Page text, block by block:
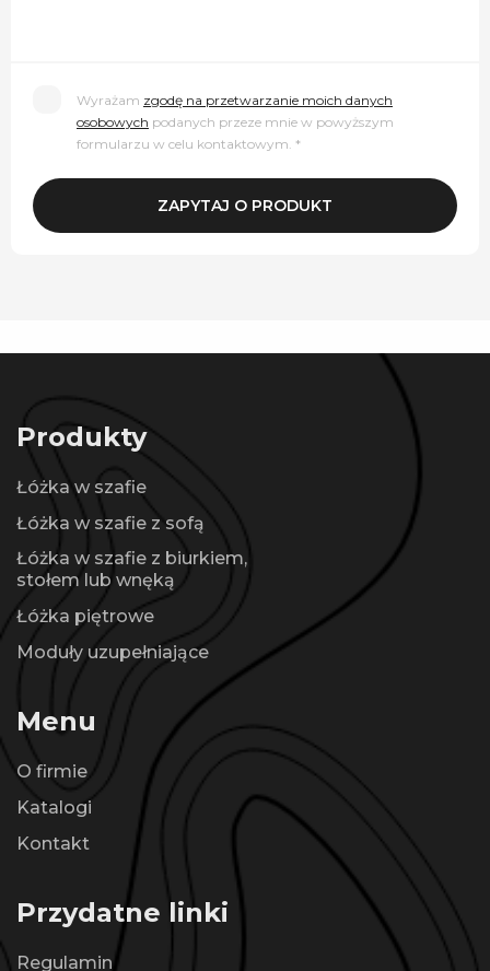
Wyrażam zgodę na przetwarzanie moich danych
osobowych podanych przeze mnie w powyższym
formularzu w celu kontaktowym. *
Produkty
Łóżka w szafie
Łóżka w szafie z sofą
Łóżka w szafie z biurkiem,
stołem lub wnęką
Łóżka piętrowe
Moduły uzupełniające
Menu
O firmie
Katalogi
Kontakt
Przydatne linki
Regulamin